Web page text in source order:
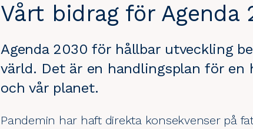
Vårt bidrag för Agenda
Agenda 2030 för hållbar utveckling
värld. Det är en handlingsplan för
och vår planet.
Pandemin har haft direkta konsekvenser på